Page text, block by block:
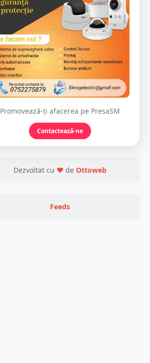
Promovează-ți afacerea pe PresaSM
Contactează-ne
Dezvoltat cu ❤ de Ottoweb
Feeds